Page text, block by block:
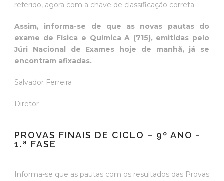
referido, agora com a chave de classificação correta.
Assim, informa-se de que as novas pautas do
exame de Física e Química A (715), emitidas pelo
Júri Nacional de Exames hoje de manhã, já se
encontram afixadas.
Salvador Ferreira
Diretor
PROVAS FINAIS DE CICLO – 9º ANO -
1.ª FASE
Informa-se que as pautas com os resultados das Provas